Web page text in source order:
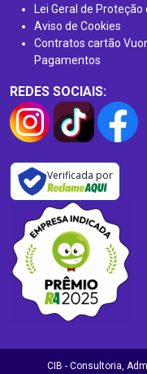
Lei Geral de Proteção
Aviso de Cookies
Contratos cartão
Pagamentos
REDES SOCIAIS:
Verificada por
CIB - Consultoria,